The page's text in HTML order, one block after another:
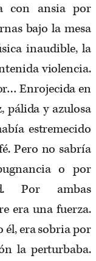
con ansia por
bajo la mesa
inaudible, la
violencia.
Enrojecida en
pálida y azulosa
estremecido
Pero no sabría
o por
Por ambas
era una fuerza.
él, era sobria por
la perturbaba.